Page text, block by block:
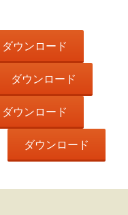
ダウンロード
ダウンロード
ダウンロード
ダウンロード